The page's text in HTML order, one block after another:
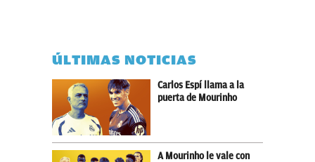
ÚLTIMAS NOTICIAS
Carlos Espí llama a la
puerta de Mourinho
A Mourinho le vale con